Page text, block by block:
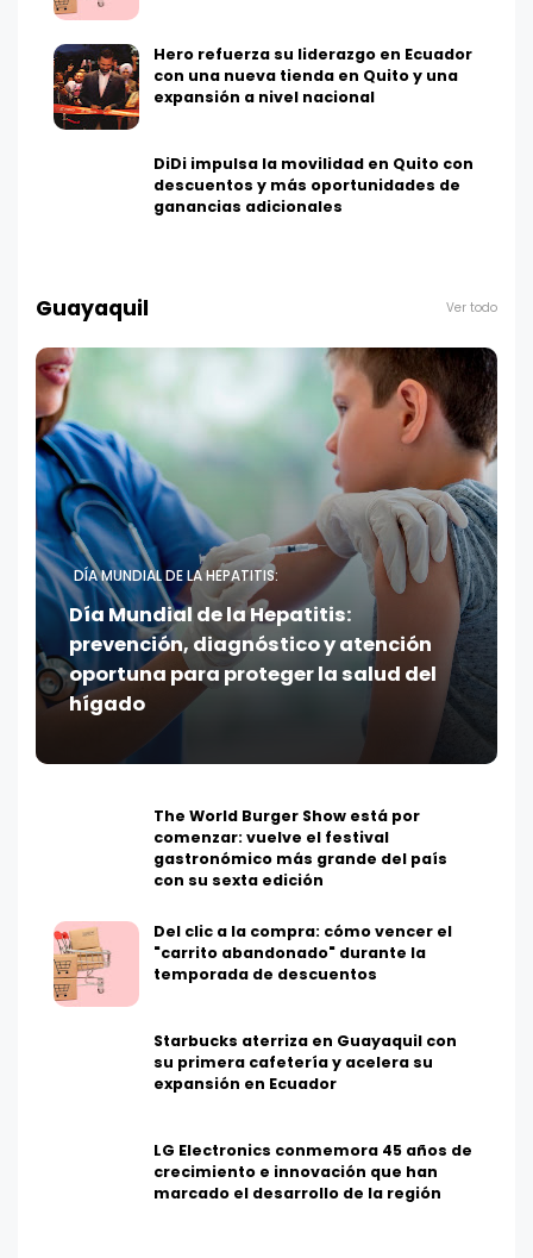
Hero refuerza su liderazgo en Ecuador
con una nueva tienda en Quito y una
expansión a nivel nacional
DiDi impulsa la movilidad en Quito con
descuentos y más oportunidades de
ganancias adicionales
Guayaquil Ver todo
DÍA MUNDIAL DE LA HEPATITIS:
Día Mundial de la Hepatitis:
prevención, diagnóstico y atención
oportuna para proteger la salud del
hígado
The World Burger Show está por
comenzar: vuelve el festival
gastronómico más grande del país
con su sexta edición
Del clic a la compra: cómo vencer el
"carrito abandonado" durante la
temporada de descuentos
Starbucks aterriza en Guayaquil con
su primera cafetería y acelera su
expansión en Ecuador
LG Electronics conmemora 45 años de
crecimiento e innovación que han
marcado el desarrollo de la región